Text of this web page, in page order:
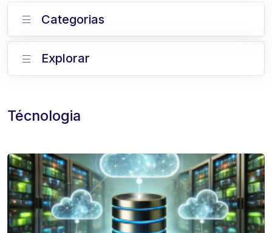
Técnologia
Categorias
Explorar